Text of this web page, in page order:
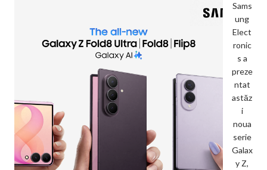
Sams
ung
Elect
ronic
s a
preze
ntat
astăz
i
noua
serie
Galax
y Z,